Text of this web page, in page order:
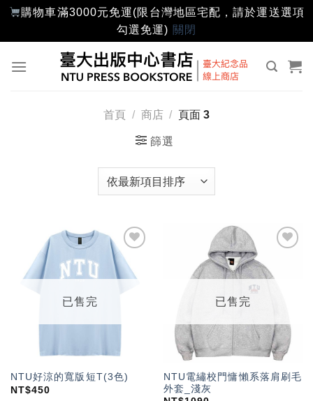
購物車滿3000元免運(限台灣地區宅配，請於運送選項
勾選免運) 關閉
首頁 / 商店 / 頁面 3
篩選
加入
「願
望輕
已售完
NTU好涼的寬版短T(3色)
NT$450
已售完
NTU電繡校門慵懶系落肩刷毛
外套_淺灰